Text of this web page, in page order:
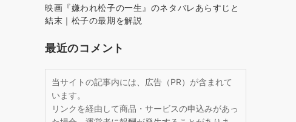
映画『嫌われ松子の一生』のネタバレあらすじと
結末｜松子の最期を解説
最近のコメント
当サイトの記事内には、広告（PR）が含まれて
います。
リンクを経由して商品・サービスの申込みがあっ